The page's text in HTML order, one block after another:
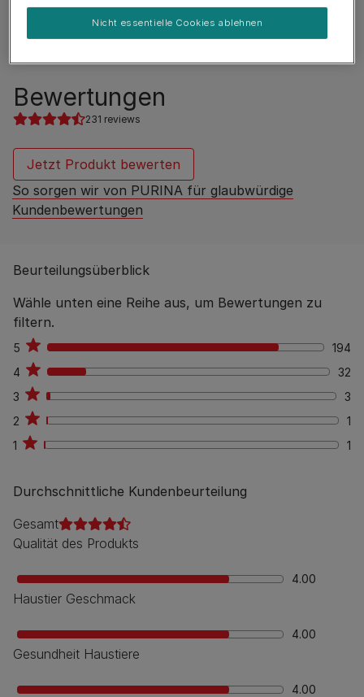
Fütterungsempfehlung
Bewertungen
231 reviews
Jetzt Produkt bewerten
So sorgen wir von PURINA für glaubwürdige
Kundenbewertungen
Beurteilungsüberblick
Wähle unten eine Reihe aus, um Bewertungen zu
filtern.
5 194
194
4
32
32
3
3
3
2
1
1
1
1 1
Durchschnittliche Kundenbeurteilung
Gesamt
Qualität des Produkts
4.00
Haustier Geschmack
4.00
Gesundheit Haustiere
4.00
Nicht essentielle Cookies ablehnen